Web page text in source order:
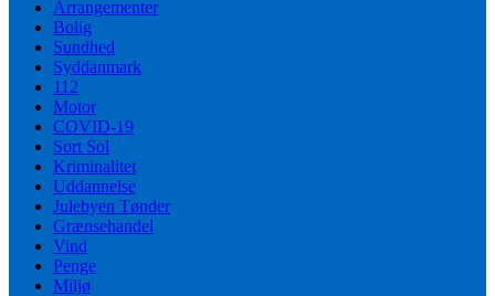
Arrangementer
Bolig
Sundhed
Syddanmark
112
Motor
COVID-19
Sort Sol
Kriminalitet
Uddannelse
Julebyen Tønder
Grænsehandel
Vind
Penge
Miljø